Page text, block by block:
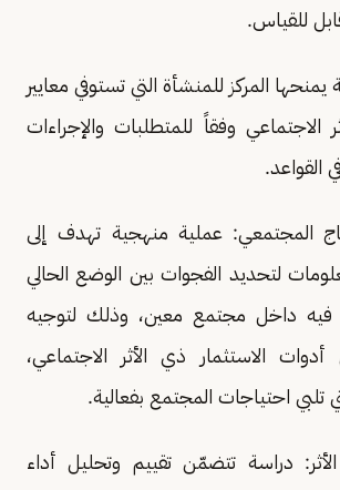
للقياس.
يمنحها المركز للمنشأة التي تستوفي معايير
الاجتماعي وفقاً للمتطلبات والإجراءات
القواعد.
المجتمعي: عملية منهجية تهدف إلى
لتحديد الفجوات بين الوضع الحالي
فيه داخل مجتمع معين، وذلك لتوجيه
الاستثمار ذي الأثر الاجتماعي،
تلبي احتياجات المجتمع بفعالية.
دراسة تتضمّن تقييم وتحليل أداء